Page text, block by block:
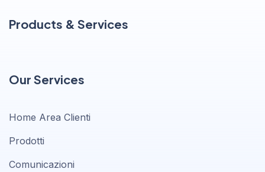
Products & Services
Our Services
Home Area Clienti
Prodotti
Comunicazioni